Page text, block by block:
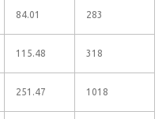
84.01 283
115.48 318
251.47 1018